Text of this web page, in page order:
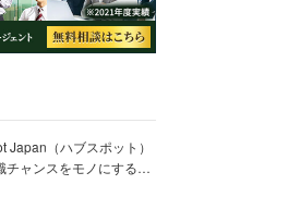
Japan（ハブスポット）
チャンスをモノにする